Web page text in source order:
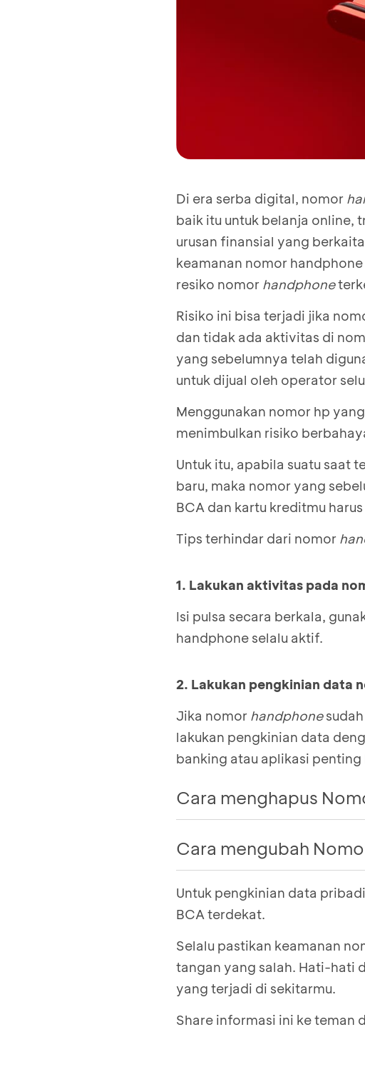
Di era serba digital, nomor
baik itu untuk belanja online,
urusan finansial yang
keamanan nomor
resiko nomor handphone
Risiko ini bisa terjadi jika
dan tidak ada aktivitas di
yang sebelumnya telah
untuk dijual oleh operator
Menggunakan nomor hp
menimbulkan risiko
Untuk itu, apabila suatu saat
baru, maka nomor yang
BCA dan kartu kreditmu
Tips terhindar dari nomor
1. Lakukan aktivitas pada
Isi pulsa secara berkala,
handphone selalu aktif.
2. Lakukan pengkinian data
Jika nomor handphone
lakukan pengkinian data
banking atau aplikasi penting
Cara menghapus
Kunjungi ATM BCA
Pilih Transaksi Lainnya
Pilih No. HP e-banking
Pilih nomor handphone
Input angka 0 (nol)
Konfirmasi penghapusan
Mesin ATM
banking
Cara mengubah
Kunjungi ATM BCA
Pilih Transaksi Lainnya
Pilih No. HP e-banking
Pilih nomor handphone
Masukan nomor
Mesin ATM
Untuk pengkinian data
BCA terdekat.
Selalu pastikan keamanan
tangan yang salah. Hati-hati
yang terjadi di sekitarmu.
Share informasi ini ke teman